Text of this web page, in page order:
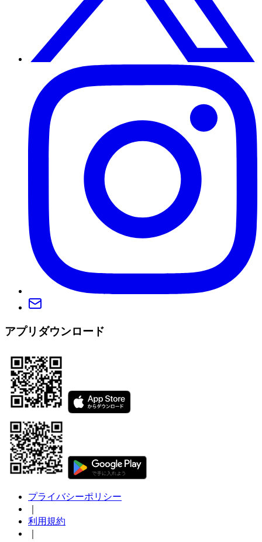
アプリダウンロード
プライバシーポリシー
利用規約